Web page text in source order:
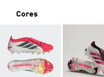
Cores